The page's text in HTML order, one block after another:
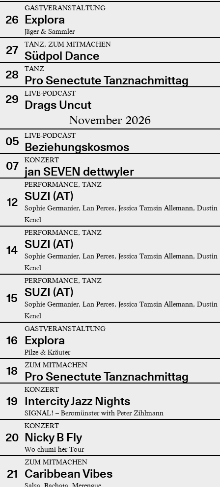
26
GASTVERANSTALTUNG
Explora
Jäger & Sammler
27 TANZ, ZUM MITMACHEN
Südpol Dance
28
TANZ
Pro Senectute Tanznachmittag
29
LIVE-PODCAST
Drags Uncut
November 2026
05 LIVE-PODCAST
Beziehungskosmos
07
KONZERT
jan SEVEN dettwyler
12
PERFORMANCE, TANZ
SUZI (AT)
Sophie Germanier, Lan Perces, Jessica Tamsin Allemann, Dustin
Kenel
14
PERFORMANCE, TANZ
SUZI (AT)
Sophie Germanier, Lan Perces, Jessica Tamsin Allemann, Dustin
Kenel
15
PERFORMANCE, TANZ
SUZI (AT)
Sophie Germanier, Lan Perces, Jessica Tamsin Allemann, Dustin
Kenel
16
GASTVERANSTALTUNG
Explora
Pilze & Kräuter
18 ZUM MITMACHEN
Pro Senectute Tanznachmittag
19
KONZERT
Intercity Jazz Nights
SIGNAL! – Beromünster with Peter Zihlmann
20
KONZERT
Nicky B Fly
Wo chumi her Tour
21
ZUM MITMACHEN
Caribbean Vibes